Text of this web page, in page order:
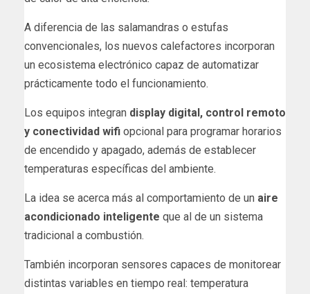
A diferencia de las salamandras o estufas
convencionales, los nuevos calefactores incorporan
un ecosistema electrónico capaz de automatizar
prácticamente todo el funcionamiento.
Los equipos integran display digital, control remoto
y conectividad wifi opcional para programar horarios
de encendido y apagado, además de establecer
temperaturas específicas del ambiente.
La idea se acerca más al comportamiento de un aire
acondicionado inteligente que al de un sistema
tradicional a combustión.
También incorporan sensores capaces de monitorear
distintas variables en tiempo real: temperatura